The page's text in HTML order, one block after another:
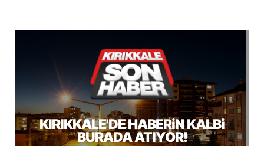
KIRIKKALE'DE HABERiN KALBi
BURADA ATIYOR!